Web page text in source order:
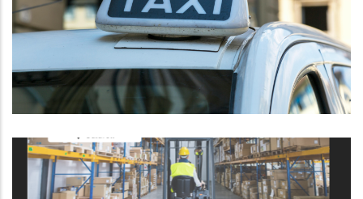
Baix Penedès.
P. econòmica